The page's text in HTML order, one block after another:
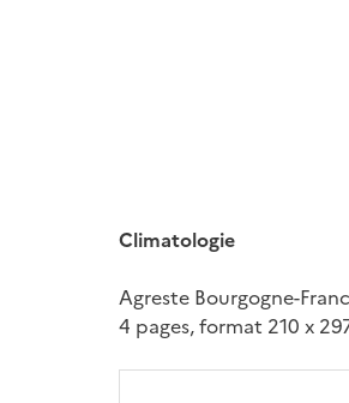
Climatologie
Agreste Bourgogne-
4 pages, format 210 x